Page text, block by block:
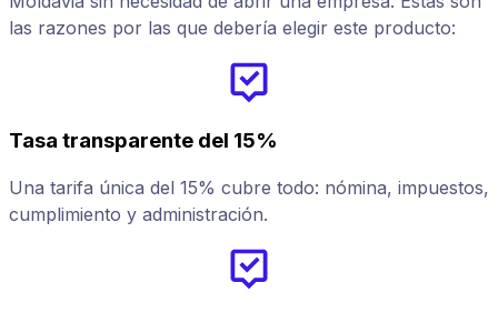
las razones por las que debería elegir este producto:
Tasa transparente del 15%
Una tarifa única del 15% cubre todo: nómina, impuestos,
cumplimiento y administración.